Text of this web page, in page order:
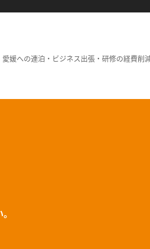
媛への連泊・ビジネス出張・研修の経費削